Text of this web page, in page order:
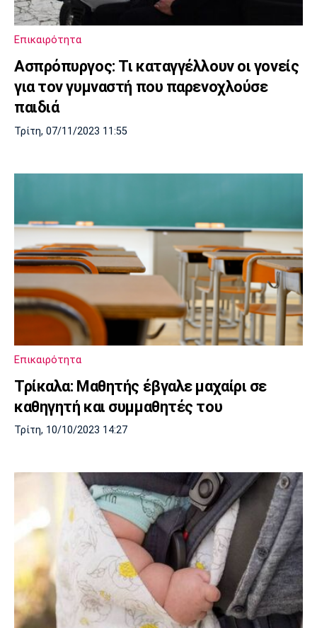
Πολιτισμός
Τραγούδια
Cine Spot
Running
Παρασκήνιο
Πρόγραμμα TV
Πανσερραϊκός
Γιουνάιτεντ
Λίβερπουλ
Μάντσεστερ
Σίτι
Γιουβέντους
Ίντερ Μίλαν Μπάγερν
Μπορούσια
Ντόρτμουντ
Παρί Σεν
Ζερμέν
Μαρσέιγ
Μονακό
Ερυθρός
Αστέρας
Τότεναμ
Επικαιρότητα
Ασπρόπυργος: Τι καταγγέλλουν οι γονείς
για τον γυμναστή που παρενοχλούσε
παιδιά
Τρίτη, 07/11/2023 11:55
Επικαιρότητα
Τρίκαλα: Μαθητής έβγαλε μαχαίρι σε
καθηγητή και συμμαθητές του
Τρίτη, 10/10/2023 14:27